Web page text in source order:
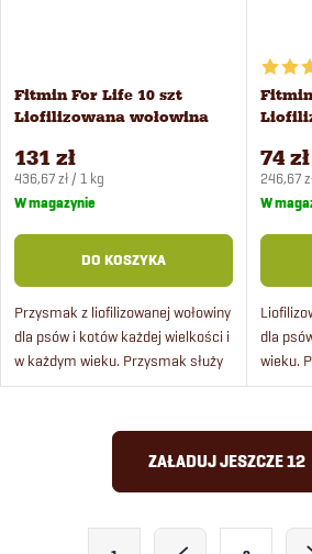
Fitmin For Life 10 szt
Liofilizowana wołowina
kotów
131 zł
Cena
jednostkowa:
436,67 zł / 1 kg
W magazynie
DO KOSZYKA
Przysmak z liofilizowanej wołowiny
dla psów i kotów każdej wielkości i
w każdym wieku. Przysmak służy
jako nagroda podczas zabawy lub
kotów
74 zł
Cena
246,67
W
dla
wieku.
ZAŁADUJ JESZCZE 12